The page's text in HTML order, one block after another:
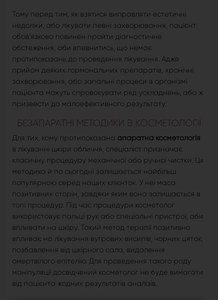
Тому перед тим, як взятися виправляти естетичні
недоліки, або лікувати певні захворювання, пацієнт
обов’язково повинен пройти діагностичне
обстеження, аби впевнитись, що немає
протипоказань до проведення лікування. Адже
прийом деяких гормональних препаратів, хронічні
захворювання, або запальні процеси в організмі
пацієнта можуть спровокувати ряд ускладнень, або ж
призвести до малоефективного результату.
БЕЗАПАРАТНІ МЕТОДИКИ В КОСМЕТОЛОГІЇ
Для тих, кому протипоказана апаратна косметологія
в лікуванні шкіри обличчя, спеціаліст призначає
класичну процедуру механічної або ручної чистки. Ця
методика й по сьогодні залишається найбільш
популярною серед наших клієнток. У неї маса
позитивних сторін, завдяки яким вона залишається в
топі процедур. Під час процедури косметолог
використовує пальці рук або спеціальні пристрої, аби
впливати на шкіру. Такий метод терапії позитивно
впливає на лікування вугрових висипів, чорних цяток,
позбавлення від шкірного сала, видалення
омертвілого епітелію. Для проведення такого роду
маніпуляції досвідчений косметолог не буде вимагати
від пацієнта жодних результатів аналізів.